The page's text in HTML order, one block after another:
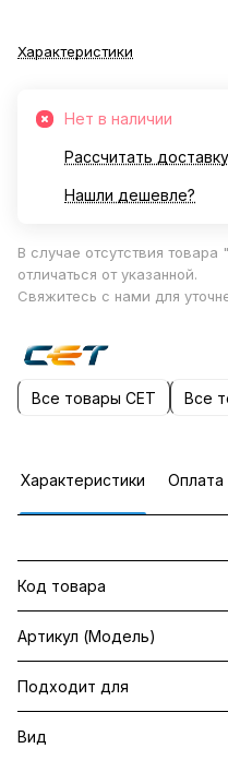
Характеристики
Нет в наличии
Рассчитать доставку
Нашли дешевле?
В случае отсутствия
отличаться от указанной.
Свяжитесь с нами для
Все товары CET Все
Характеристики Оплата
Код товара
Артикул (Модель)
Подходит для
Вид